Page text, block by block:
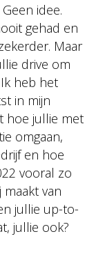
idee.
gehad en
Maar
drive om
heb het
in mijn
hoe jullie met
omgaan,
en hoe
vooral zo
van
jullie up-to-
jullie ook?